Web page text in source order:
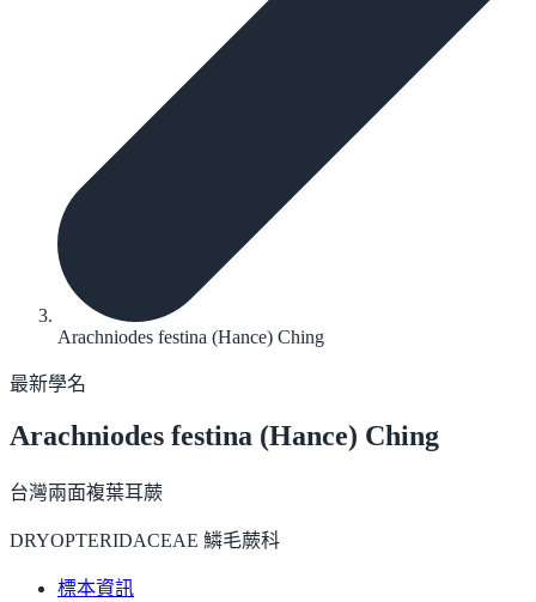
Arachniodes festina (Hance) Ching
最新學名
Arachniodes festina (Hance) Ching
台灣兩面複葉耳蕨
DRYOPTERIDACEAE 鱗毛蕨科
標本資訊